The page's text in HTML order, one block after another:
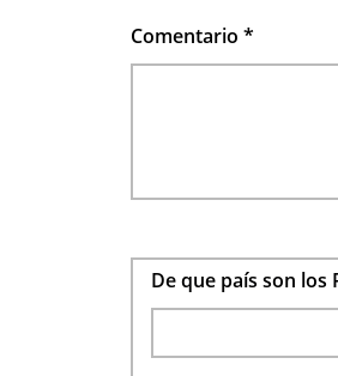
Comentario *
De que país son los